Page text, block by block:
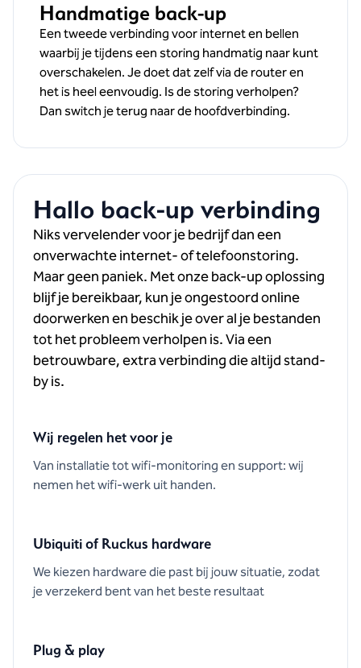
Handmatige back-up
Een tweede verbinding voor internet en bellen
waarbij je tijdens een storing handmatig naar kunt
overschakelen. Je doet dat zelf via de router en
het is heel eenvoudig. Is de storing verholpen?
Dan switch je terug naar de hoofdverbinding.
Hallo back-up verbinding
Niks vervelender voor je bedrijf dan een
onverwachte internet- of telefoonstoring.
Maar geen paniek. Met onze back-up oplossing
blijf je bereikbaar, kun je ongestoord online
doorwerken en beschik je over al je bestanden
tot het probleem verholpen is. Via een
betrouwbare, extra verbinding die altijd stand-
by is.
Wij regelen het voor je
Van installatie tot wifi-monitoring en support: wij
nemen het wifi-werk uit handen.
Ubiquiti of Ruckus hardware
We kiezen hardware die past bij jouw situatie, zodat
je verzekerd bent van het beste resultaat
Plug & play